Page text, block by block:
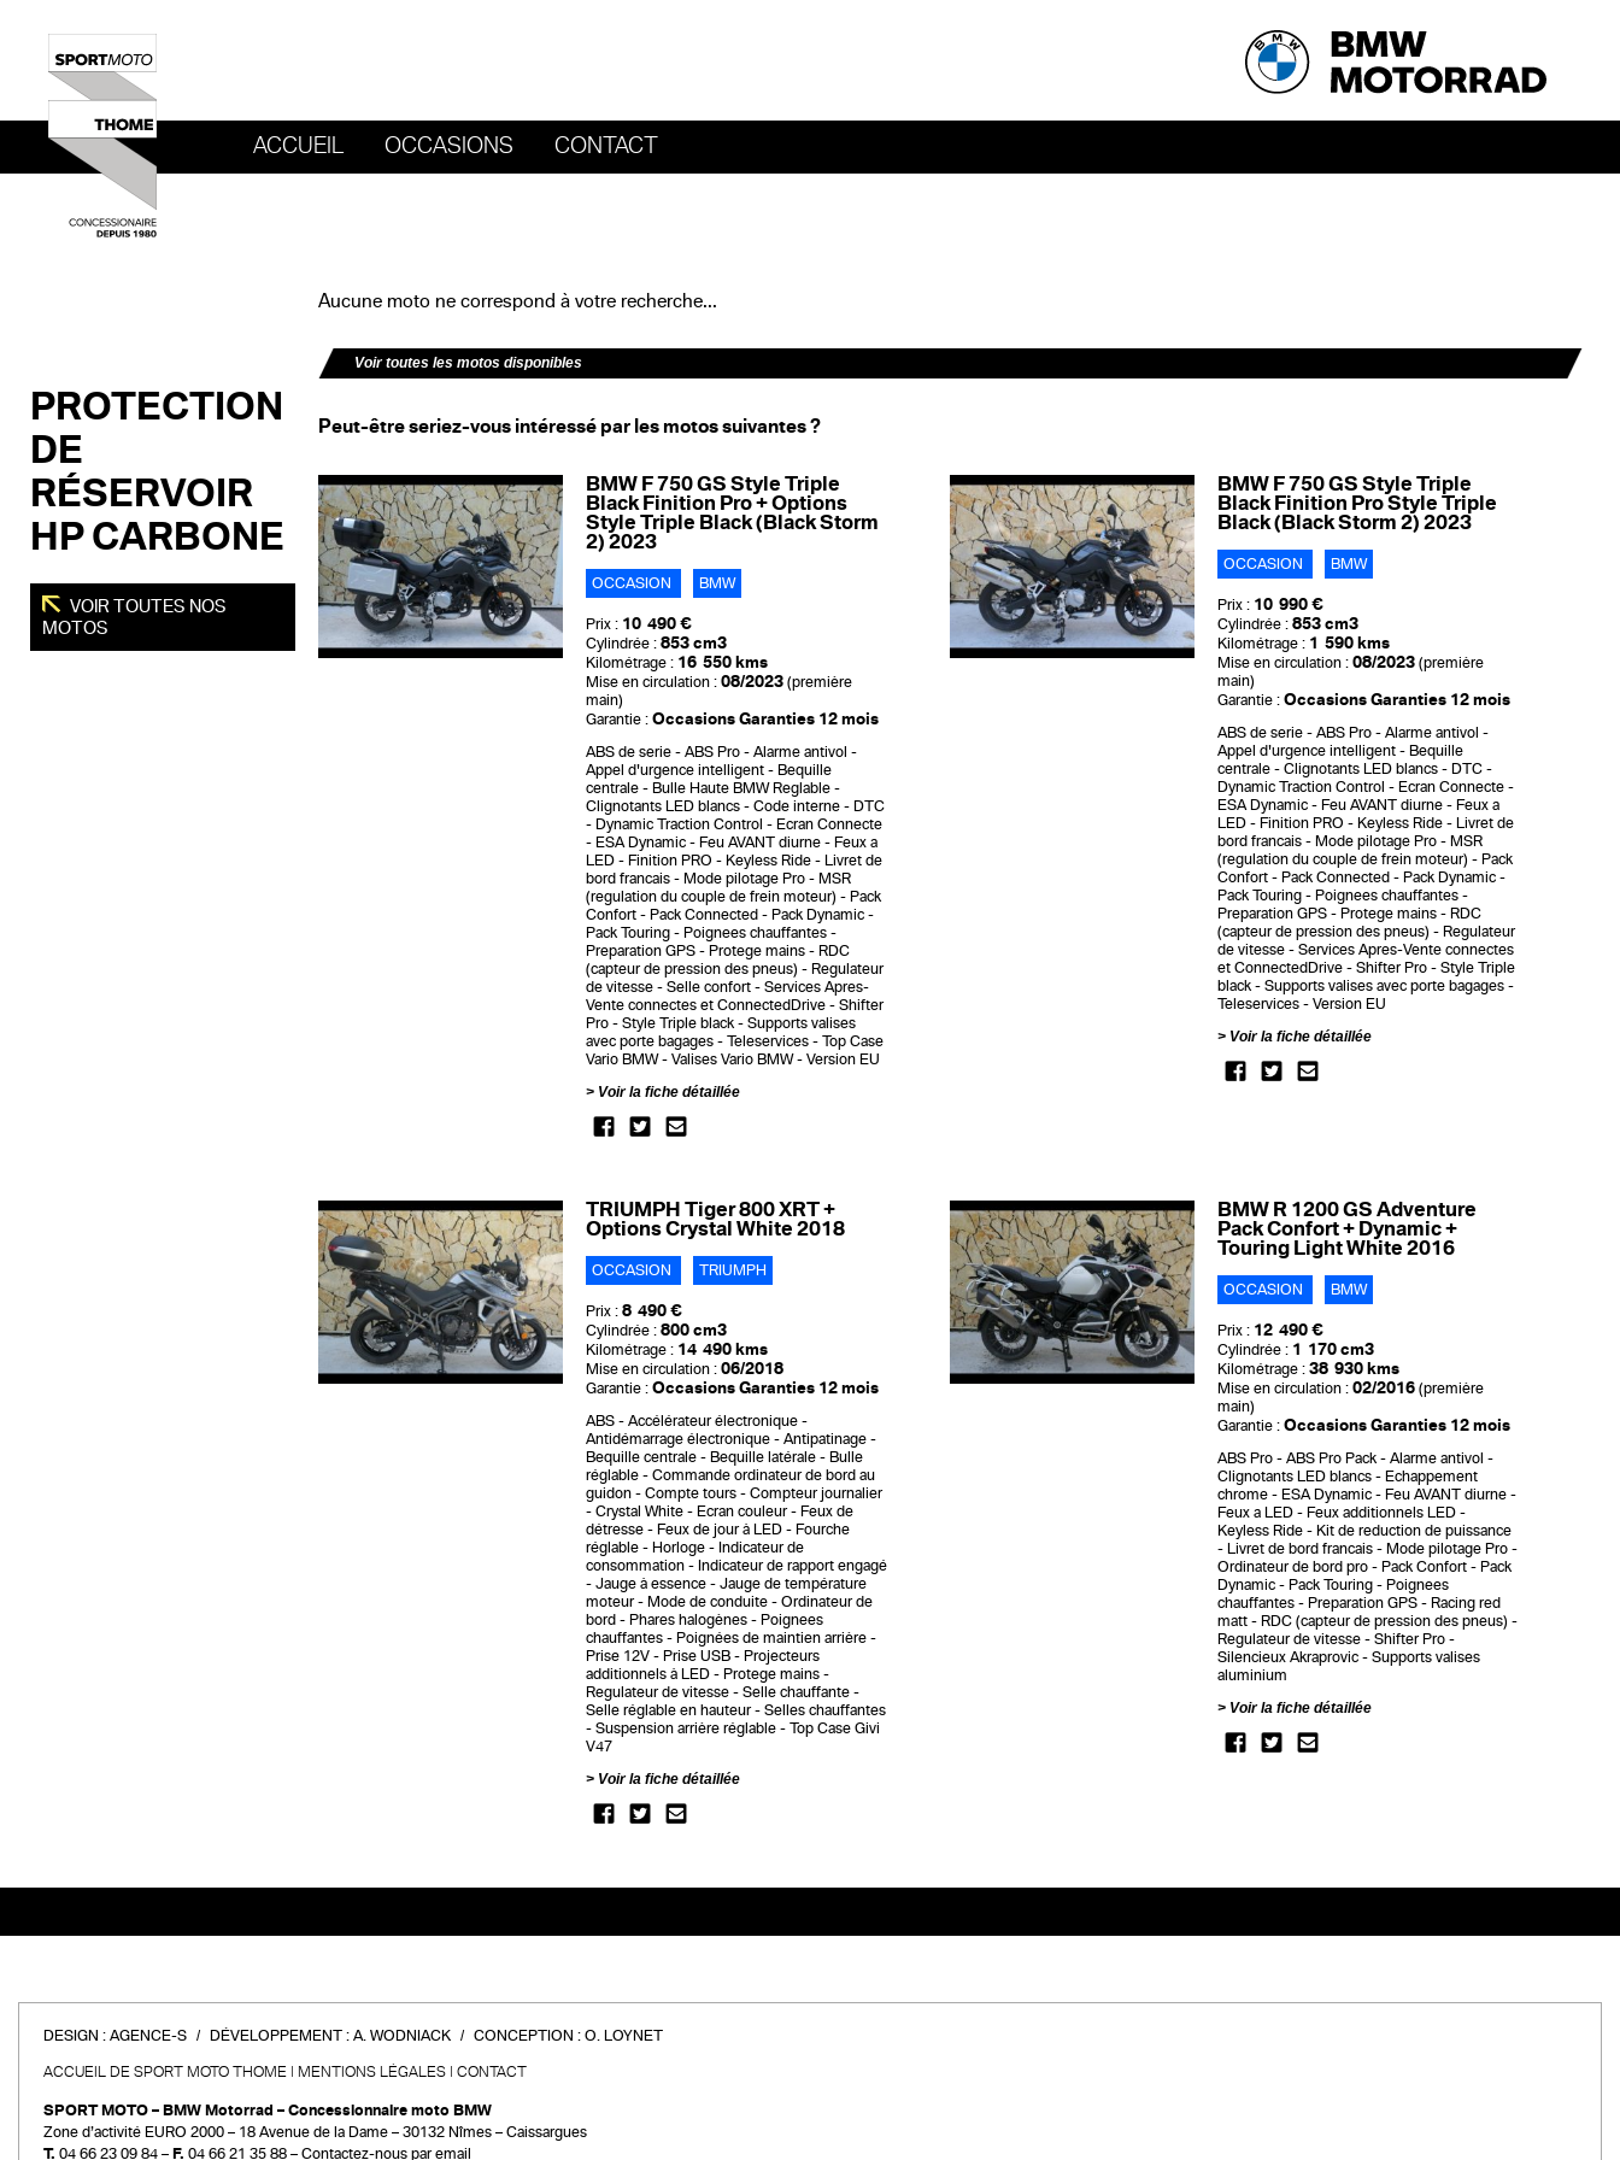
ACCUEIL OCCASIONS CONTACT
PROTECTION
DE
RÉSERVOIR
HP CARBONE
VOIR TOUTES NOS
MOTOS
Aucune moto ne correspond à votre recherche...
Voir toutes les motos disponibles
Peut-être seriez-vous intéressé par les motos suivantes ?
BMW F 750 GS Style Triple
Black Finition Pro + Options
Style Triple Black (Black Storm
2) 2023
OCCASION BMW
Prix : 10 490 €
Cylindrée : 853 cm3
Kilométrage : 16 550 kms
Mise en circulation : 08/2023 (première
main)
Garantie : Occasions Garanties 12 mois
ABS de serie ABS Pro
Alarme antivol
Appel d'urgence intelligent
Bequille
centrale
Bulle Haute BMW Reglable
Clignotants LED blancs
Code interne
DTC
- Dynamic Traction Control
Ecran Connecte
ESA Dynamic
Feu AVANT diurne
Feux a
LED
Finition PRO Keyless Ride
Livret de
bord francais
Mode pilotage Pro
MSR
(regulation du couple de frein moteur)
Pack
Confort
Pack Connected
Pack Dynamic
Pack Touring
Poignees chauffantes
Preparation GPS
Protege mains
RDC
(capteur de pression des pneus)
Regulateur
de vitesse
Selle confort
Services Apres-
Vente connectes et ConnectedDrive
Shifter
Pro
Style Triple black
Supports valises
avec porte bagages
Teleservices
Top Case
Vario BMW
Valises Vario BMW
Version EU
Voir la fiche détaillée
BMW F 750 GS Style Triple
Black Finition Pro Style Triple
Black (Black Storm 2) 2023
OCCASION BMW
Prix : 10 990 €
Cylindrée : 853 cm3
Kilométrage : 1 590 kms
Mise en circulation : 08/2023 (première
main)
Garantie : Occasions Garanties 12 mois
ABS de serie ABS Pro
Alarme antivol
Appel d'urgence intelligent
Bequille
centrale
Clignotants LED blancs
DTC -
Dynamic Traction Control
Ecran Connecte
ESA Dynamic
Feu AVANT diurne
Feux a
LED
Finition PRO Keyless Ride
Livret de
bord francais
Mode pilotage Pro
MSR
(regulation du couple de frein moteur)
Pack
Confort
Pack Connected
Pack Dynamic
Pack Touring
Poignees chauffantes
Preparation GPS
Protege mains
RDC
(capteur de pression des pneus)
Regulateur
de vitesse
Services Apres-Vente connectes
et ConnectedDrive
Shifter Pro
Style Triple
black
Supports valises avec porte bagages
Teleservices
Version EU
Voir la fiche détaillée
TRIUMPH Tiger 800 XRT +
Options Crystal White 2018
OCCASION TRIUMPH
Prix : 8 490 €
Cylindrée : 800 cm3
Kilométrage : 14 490 kms
Mise en circulation : 06/2018
Garantie : Occasions Garanties 12 mois
ABS
Accélérateur électronique
Antidémarrage électronique
Antipatinage
Bequille centrale
Bequille latérale
Bulle
réglable
Commande ordinateur de bord au
guidon
Compte tours
Compteur journalier
Crystal White
Ecran couleur
Feux de
détresse
Feux de jour à LED
Fourche
réglable
Horloge
Indicateur de
consommation
Indicateur de rapport engagé
Jauge à essence
Jauge de température
moteur
Mode de conduite
Ordinateur de
bord
Phares halogènes
Poignees
chauffantes
Poignées de maintien arrière
Prise 12V
Prise USB
Projecteurs
additionnels à LED
Protege mains
Regulateur de vitesse
Selle chauffante
Selle réglable en hauteur
Selles chauffantes
Suspension arrière réglable
Top Case Givi
V47
Voir la fiche détaillée
BMW R 1200 GS Adventure
Pack Confort + Dynamic +
Touring Light White 2016
OCCASION BMW
Prix : 12 490 €
Cylindrée : 1 170 cm3
Kilométrage : 38 930 kms
Mise en circulation : 02/2016 (première
main)
Garantie : Occasions Garanties 12 mois
ABS Pro ABS Pro Pack
Alarme antivol
Clignotants LED blancs
Echappement
chrome
ESA Dynamic
Feu AVANT diurne
Feux a LED
Feux additionnels LED
Keyless Ride
Kit de reduction de puissance
Livret de bord francais
Mode pilotage Pro
Ordinateur de bord pro
Pack Confort
Pack
Dynamic
Pack Touring
Poignees
chauffantes
Preparation GPS
Racing red
matt
RDC (capteur de pression des pneus)
Regulateur de vitesse
Shifter Pro
Silencieux Akraprovic
Supports valises
aluminium
Voir la fiche détaillée
DESIGN : AGENCE-S DÉVELOPPEMENT : A. WODNIACK CONCEPTION : O. LOYNET
ACCUEIL DE SPORT MOTO THOME MENTIONS LÉGALES CONTACT
SPORT MOTO – BMW Motorrad – Concessionnaire moto BMW
Zone d’activité EURO 2000 – 18 Avenue de la Dame – 30132 Nîmes – Caissargues
T. 04 66 23 09 84 – F. 04 66 21 35 88 – Contactez-nous par email